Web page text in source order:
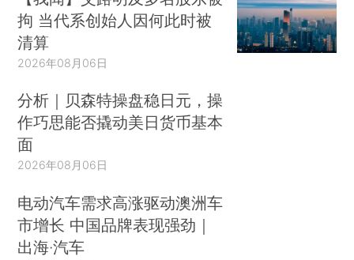
拘 当代系创始人因何此时被
清算
2026年08月06日
分析｜贝森特操盘稳日元，操
作巧思能否撬动美日货币基本
面
2026年08月06日
电动汽车需求高涨驱动澳洲车
市增长 中国品牌表现强劲｜
出海·汽车